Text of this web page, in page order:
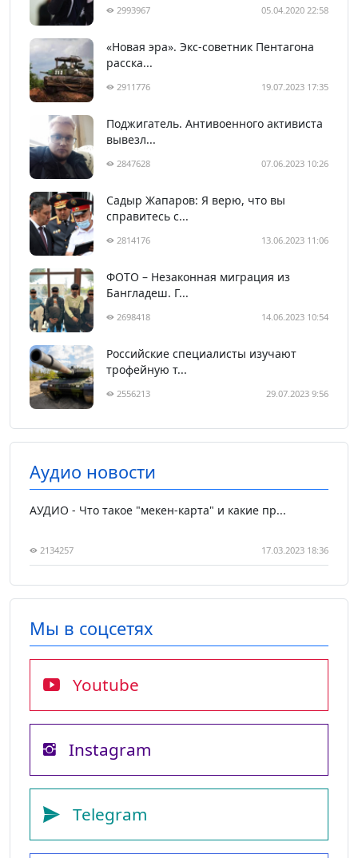
2993967 05.04.2020 22:58
«Новая эра». Экс-советник Пентагона
расска...
2911776 19.07.2023 17:35
Поджигатель. Антивоенного активиста
вывезл...
2847628 07.06.2023 10:26
Садыр Жапаров: Я верю, что вы
справитесь с...
2814176 13.06.2023 11:06
ФОТО – Незаконная миграция из
Бангладеш. Г...
2698418 14.06.2023 10:54
Российские специалисты изучают
трофейную т...
2556213 29.07.2023 9:56
Аудио новости
АУДИО - Что такое "мекен-карта" и какие пр...
2134257 17.03.2023 18:36
Мы в соцсетях
Youtube
Instagram
Telegram